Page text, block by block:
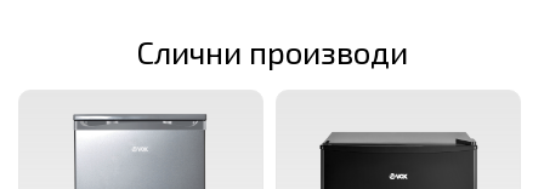
Слични производи